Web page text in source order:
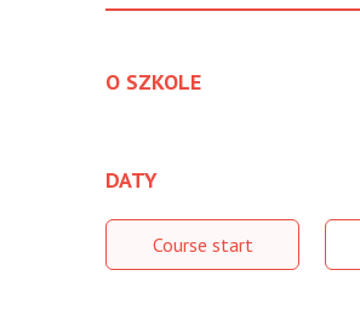
O SZKOLE
DATY
Course start